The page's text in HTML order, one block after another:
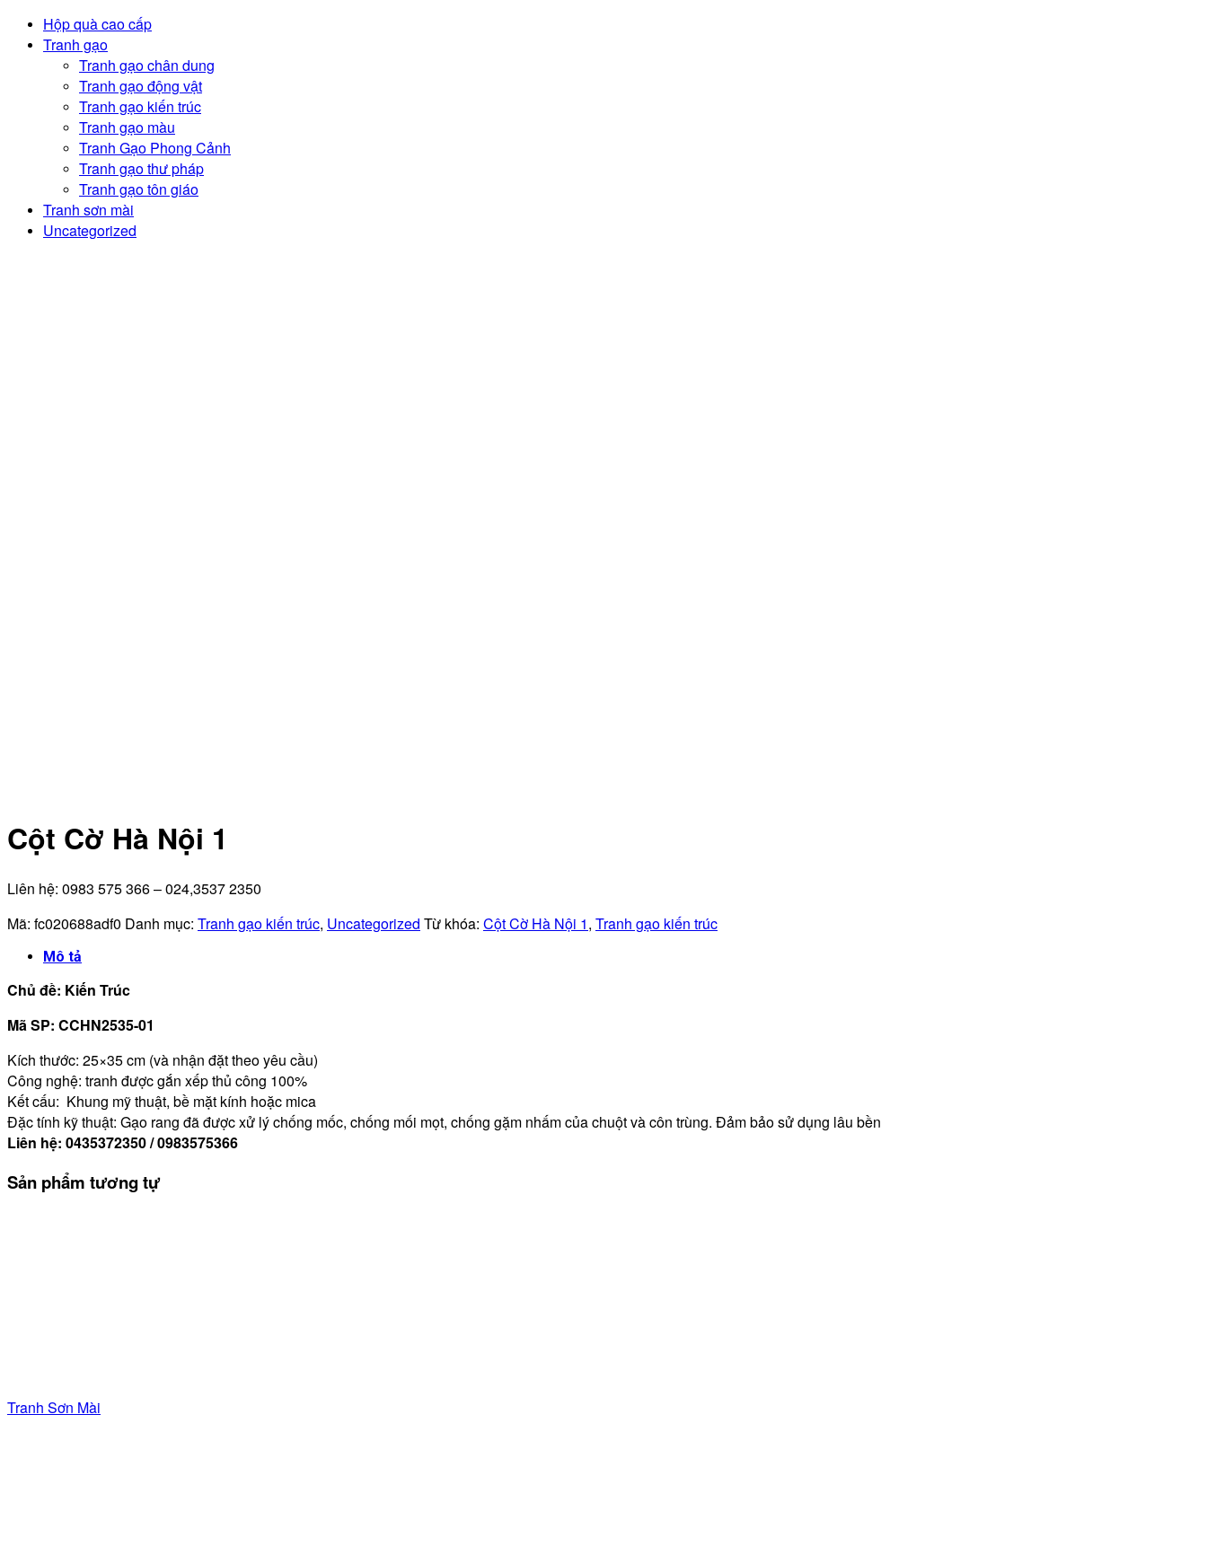
Hộp quà cao cấp
Tranh gạo
Tranh gạo chân dung
Tranh gạo động vật
Tranh gạo kiến trúc
Tranh gạo màu
Tranh Gạo Phong Cảnh
Tranh gạo thư pháp
Tranh gạo tôn giáo
Tranh sơn mài
Uncategorized
Cột Cờ Hà Nội 1
Liên hệ: 0983 575 366 – 024,3537 2350
Mã: fc020688adf0 Danh mục: Tranh gạo kiến trúc, Uncategorized Từ khóa: Cột Cờ Hà Nội 1, Tranh gạo kiến trúc
Mô tả
Chủ đề: Kiến Trúc
Mã SP: CCHN2535-01
Kích thước: 25×35 cm (và nhận đặt theo yêu cầu)
Công nghệ: tranh được gắn xếp thủ công 100%
Kết cấu: Khung mỹ thuật, bề mặt kính hoặc mica
Đặc tính kỹ thuật: Gạo rang đã được xử lý chống mốc, chống mối mọt, chống gặm nhấm của chuột và côn trùng. Đảm bảo sử dụng lâu bền
Liên hệ: 0435372350 / 0983575366
Sản phẩm tương tự
Tranh Sơn Mài